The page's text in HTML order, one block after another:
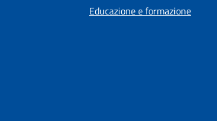
Educazione e formazione